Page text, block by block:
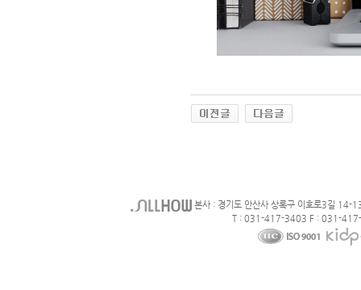
본사 : 경기도 안산사 상록구 이호로3길 14-
T : 031-417-3403 F : 031-